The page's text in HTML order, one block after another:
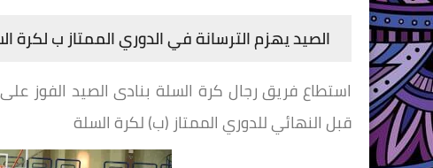
الصيد يهزم الترسانة في الدوري الممتاز ب لكرة
قبل النهائي للدوري الممتاز (ب) لكرة السلة